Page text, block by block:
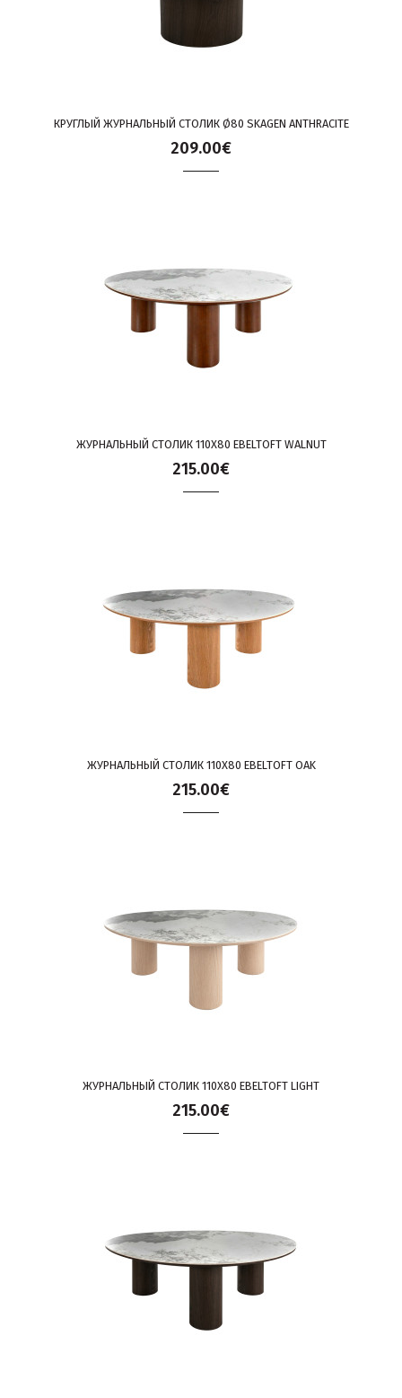
КРУГЛЫЙ ЖУРНАЛЬНЫЙ СТОЛИК Ø80 SKAGEN ANTHRACITE
209.00€
ЖУРНАЛЬНЫЙ СТОЛИК 110X80 EBELTOFT WALNUT
215.00€
ЖУРНАЛЬНЫЙ СТОЛИК 110X80 EBELTOFT OAK
215.00€
ЖУРНАЛЬНЫЙ СТОЛИК 110X80 EBELTOFT LIGHT
215.00€